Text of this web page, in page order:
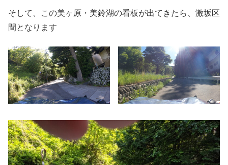
そして、この美ヶ原・美鈴湖の看板が出てきたら、激坂区
間となります